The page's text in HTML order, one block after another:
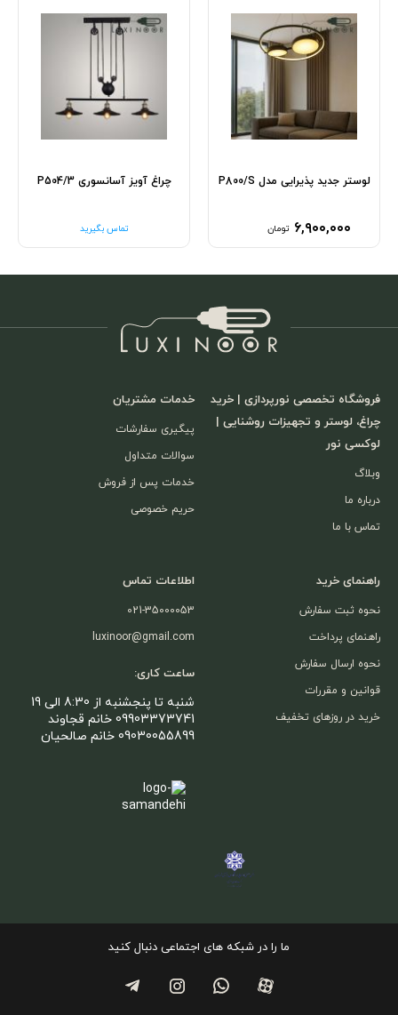
لوستر جدید پذیرایی مدل P800/S
۶,۹۰۰,۰۰۰ تومان
چراغ آویز آسانسوری P504/3
تماس بگیرید
فروشگاه تخصصی نورپردازی | خرید
چراغ، لوستر و تجهیزات روشنایی |
لوکسی نور
وبلاگ
درباره ما
تماس با ما
خدمات مشتریان
پیگیری سفارشات
سوالات متداول
خدمات پس از فروش
حریم خصوصی
راهنمای خرید
نحوه ثبت سفارش
راهنمای پرداخت
نحوه ارسال سفارش
قوانین و مقررات
خرید در روزهای تخفیف
اطلاعات تماس
021-35000053
luxinoor@gmail.com
ساعت کاری:
شنبه تا پنجشنبه از 8:30 الی 19
09903373741 خانم قجاوند
09030055899 خانم صالحیان
ما را در شبکه های اجتماعی دنبال کنید